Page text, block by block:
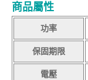
商品屬性
功率
保固期限
電壓